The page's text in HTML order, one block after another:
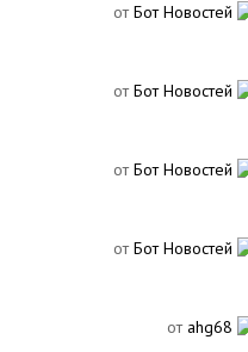
отБот Новостей
отБот Новостей
отБот Новостей
отБот Новостей
от ahg68